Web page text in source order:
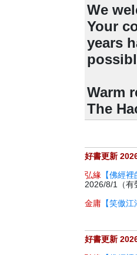
We
Your
years
Warm
The
好書更新
弘緣 【佛經
2026/8/1（有
金庸 【笑傲
好書更新